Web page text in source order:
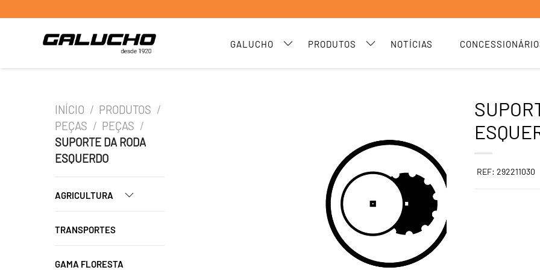
GALUCHO PRODUTOS NOTÍCIAS
INÍCIO / PRODUTOS /
PEÇAS / PEÇAS /
SUPORTE DA RODA
ESQUERDO
AGRICULTURA
TRANSPORTES
GAMA FLORESTA
REF: 292211030